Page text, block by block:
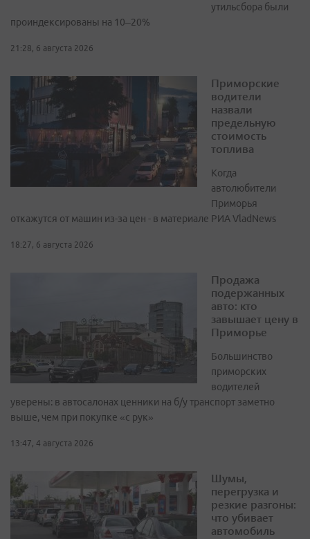
утильсбора были
проиндексированы на 10–20%
21:28, 6 августа 2026
Приморские
водители
назвали
предельную
стоимость
топлива
Когда
автолюбители
Приморья
откажутся от машин из-за цен - в материале РИА VladNews
18:27, 6 августа 2026
Продажа
подержанных
авто: кто
завышает цену в
Приморье
Большинство
приморских
водителей
уверены: в автосалонах ценники на б/у транспорт заметно
выше, чем при покупке «с рук»
13:47, 4 августа 2026
Шумы,
перегрузка и
резкие разгоны:
что убивает
автомобиль